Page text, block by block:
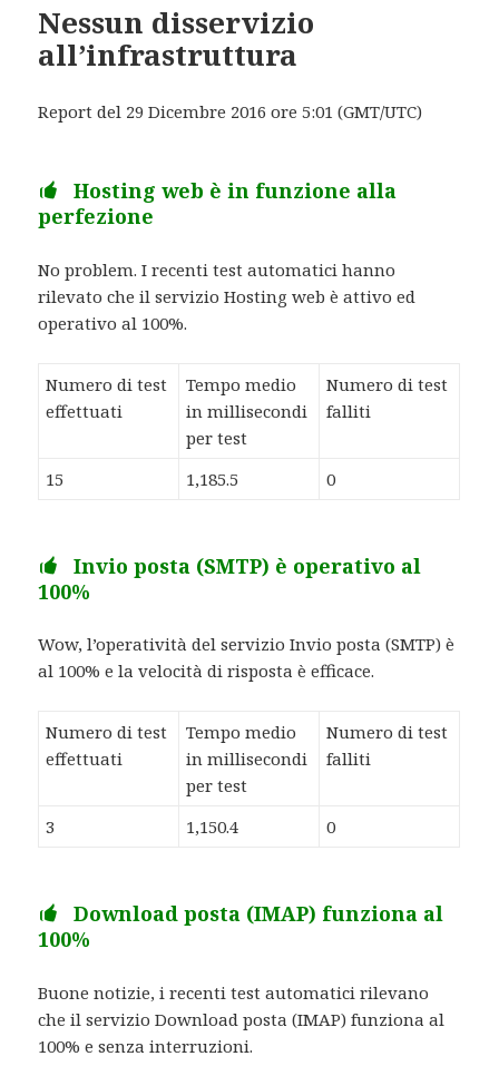
Nessun disservizio
all’infrastruttura
Report del 29 Dicembre 2016 ore 5:01 (GMT/UTC)
Hosting web è in funzione alla
perfezione
No problem. I recenti test automatici hanno
rilevato che il servizio Hosting web è attivo ed
operativo al 100%.
Numero di test
effettuati
Tempo medio
in millisecondi
per test
Numero di test
falliti
15 1,185.5 0
Invio posta (SMTP) è operativo al
100%
Wow, l’operatività del servizio Invio posta (SMTP) è
al 100% e la velocità di risposta è efficace.
Numero di test
effettuati
Tempo medio
in millisecondi
per test
Numero di test
falliti
3 1,150.4 0
Download posta (IMAP) funziona al
100%
Buone notizie, i recenti test automatici rilevano
che il servizio Download posta (IMAP) funziona al
100% e senza interruzioni.